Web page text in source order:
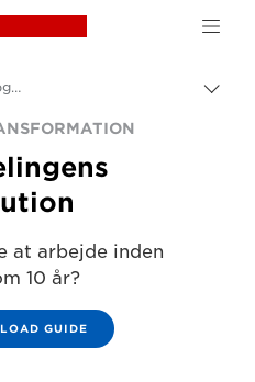
Canon Logo, back
Skift
Erhvervs- og professionelle artikler
Den ultimative guide til IT og digital transformation
at arbejde inden
10 år?
GUIDE